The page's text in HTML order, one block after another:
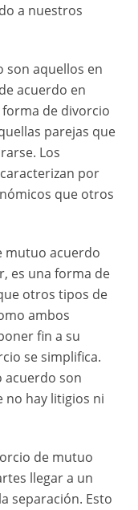
a nuestros
son aquellos en
acuerdo en
de divorcio
parejas que
Los
por
que otros
mutuo acuerdo
es una forma de
otros tipos de
ambos
fin a su
se simplifica.
acuerdo son
no hay litigios ni
de mutuo
llegar a un
separación. Esto